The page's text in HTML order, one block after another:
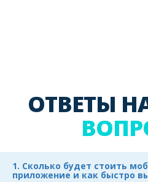
ОТВЕТЫ
1. Сколько будет стоить
приложение и как быстро